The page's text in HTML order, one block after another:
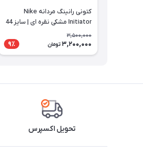
کتونی رانینگ مردانه Nike
Initiator مشکی نقره ای | سایز 44
3,500,000
3,200,000 تومان 9٪
تحویل اکسپرس